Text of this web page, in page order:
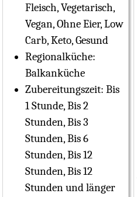
Fleisch, Vegetarisch,
Vegan, Ohne Eier, Low
Carb, Keto, Gesund
Regionalküche:
Balkanküche
Zubereitungszeit: Bis
1 Stunde, Bis 2
Stunden, Bis 3
Stunden, Bis 6
Stunden, Bis 12
Stunden, Bis 12
Stunden und länger